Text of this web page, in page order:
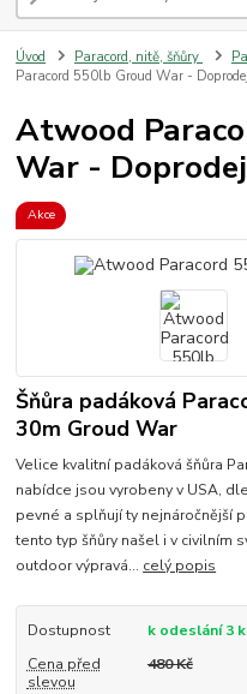
Úvod Paracord, nitě, šňůry
Paracord 550lb Groud War -
Atwood
War -
Akce
Šňůra padáková
30m Groud War
Velice kvalitní padáková šňůra
nabídce jsou vyrobeny v USA,
pevné a splňují ty nejnáročnější
tento typ šňůry našel i v civilním
outdoor výpravá... celý popis
Dostupnost
k odeslání 3
Cena před
slevou
480 Kč